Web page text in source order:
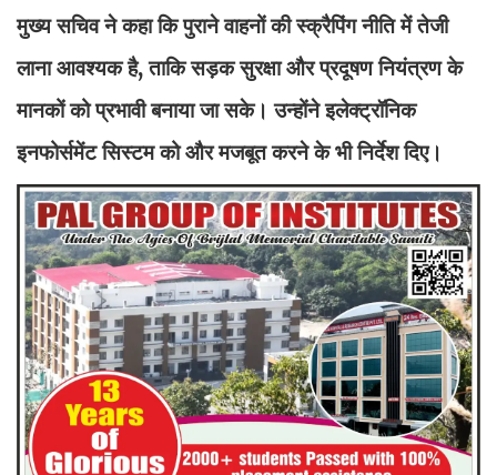
मुख्य सचिव ने कहा कि पुराने वाहनों की स्क्रैपिंग नीति में तेजी
लाना आवश्यक है, ताकि सड़क सुरक्षा और प्रदूषण नियंत्रण के
मानकों को प्रभावी बनाया जा सके। उन्होंने इलेक्ट्रॉनिक
इनफोर्समेंट सिस्टम को और मजबूत करने के भी निर्देश दिए।